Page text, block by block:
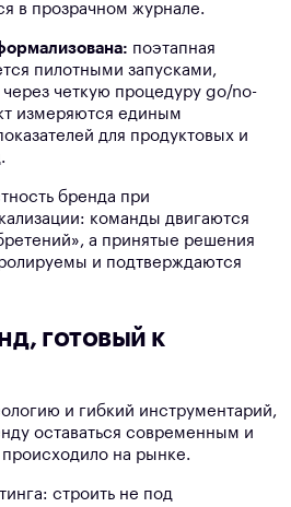
в прозрачном журнале.
поэтапная
пилотными запусками,
четкую процедуру go/no-
измеряются единым
для продуктовых и
бренда при
команды двигаются
а принятые решения
и подтверждаются
готовый к
и гибкий инструментарий,
оставаться современным и
на рынке.
строить не под